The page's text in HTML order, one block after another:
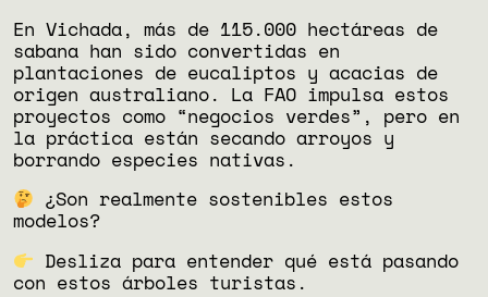
En Vichada, más de 115.000 hectáreas de
sabana han sido convertidas en
plantaciones de eucaliptos y acacias de
origen australiano. La FAO impulsa estos
proyectos como “negocios verdes”, pero en
la práctica están secando arroyos y
borrando especies nativas.
¿Son realmente sostenibles estos
modelos?
Desliza para entender qué está pasando
con estos árboles turistas.